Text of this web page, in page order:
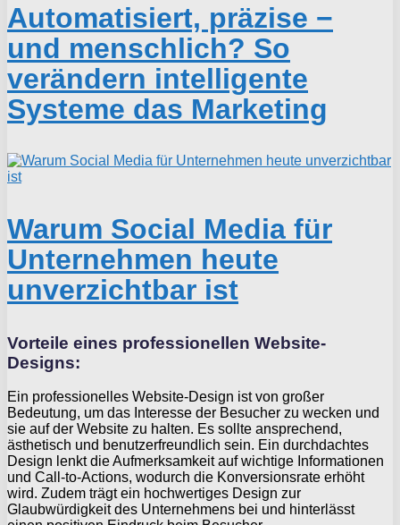
Automatisiert, präzise −
und menschlich? So
verändern intelligente
Systeme das Marketing
Warum Social Media für
Unternehmen heute
unverzichtbar ist
Vorteile eines professionellen Website-
Designs:
Ein professionelles Website-Design ist von großer
Bedeutung, um das Interesse der Besucher zu wecken und
sie auf der Website zu halten. Es sollte ansprechend,
ästhetisch und benutzerfreundlich sein. Ein durchdachtes
Design lenkt die Aufmerksamkeit auf wichtige Informationen
und Call-to-Actions, wodurch die Konversionsrate erhöht
wird. Zudem trägt ein hochwertiges Design zur
Glaubwürdigkeit des Unternehmens bei und hinterlässt